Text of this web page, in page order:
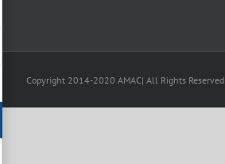
Copyright 2014-2020 AMAC| All Rights Reserved